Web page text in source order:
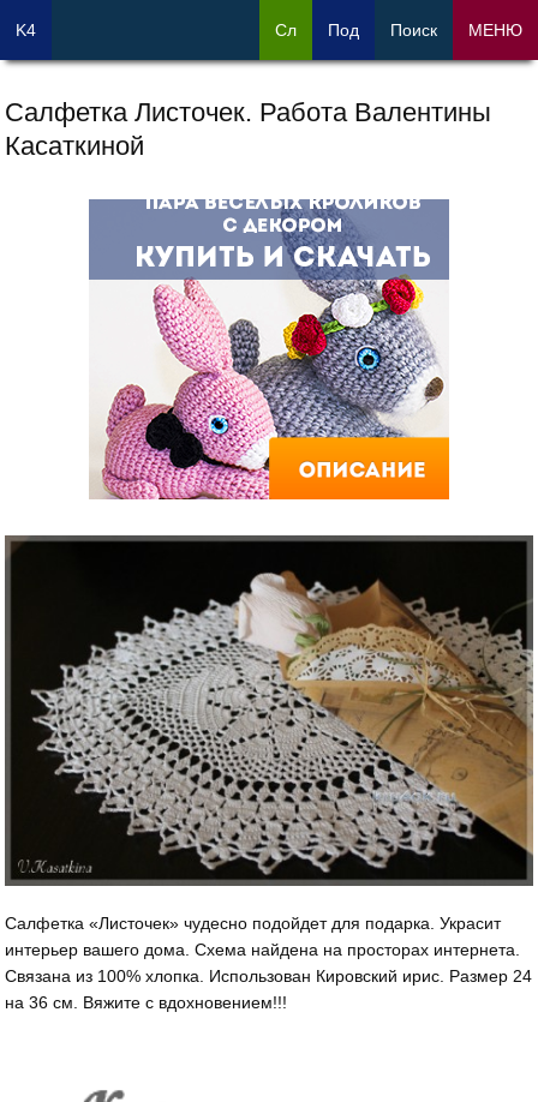
Салфетка Листочек. Работа Валентины
Касаткиной
Салфетка «Листочек» чудесно подойдет для подарка. Украсит
интерьер вашего дома. Схема найдена на просторах интернета.
Связана из 100% хлопка. Использован Кировский ирис. Размер 24
на 36 см. Вяжите с вдохновением!!!
K4 Сл Под Поиск МЕНЮ